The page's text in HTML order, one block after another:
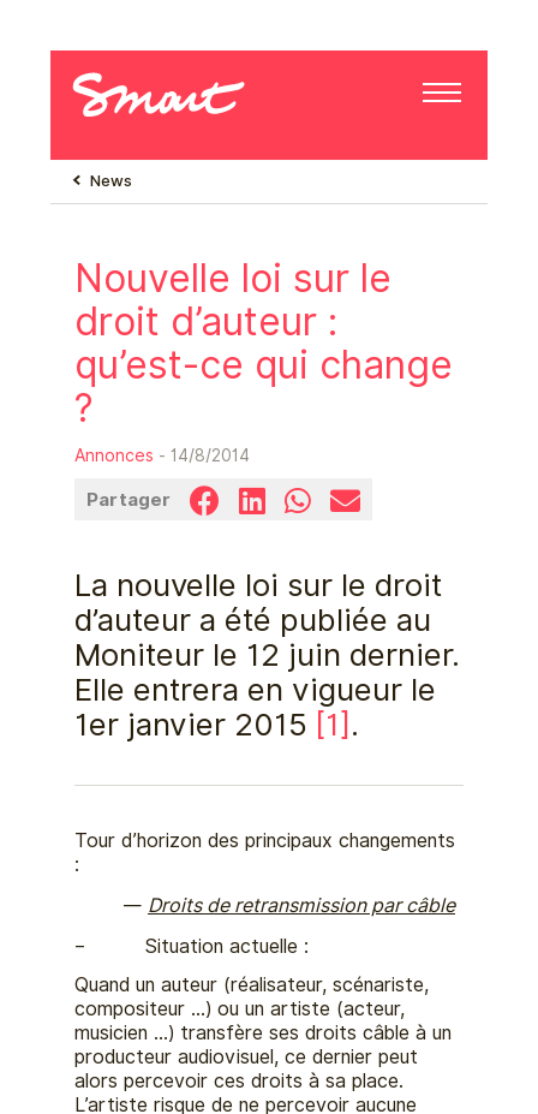
News
Nouvelle loi sur le
droit d’auteur :
qu’est-ce qui change
?
Annonces - 14/8/2014
Partager
La nouvelle loi sur le droit
d’auteur a été publiée au
Moniteur le 12 juin dernier.
Elle entrera en vigueur le
1er janvier 2015 [1] .
Tour d’horizon des principaux changements
:
Droits de retransmission par câble
– Situation actuelle :
Quand un auteur (réalisateur, scénariste,
compositeur …) ou un artiste (acteur,
musicien …) transfère ses droits câble à un
producteur audiovisuel, ce dernier peut
alors percevoir ces droits à sa place.
L’artiste risque de ne percevoir aucune